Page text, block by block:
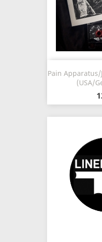
Pain
(USA/